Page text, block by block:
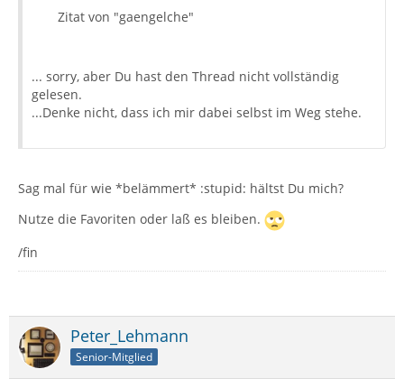
Zitat von "gaengelche"
... sorry, aber Du hast den Thread nicht vollständig
gelesen.
...Denke nicht, dass ich mir dabei selbst im Weg stehe.
Sag mal für wie *belämmert* :stupid: hältst Du mich?
Nutze die Favoriten oder laß es bleiben.
/fin
Peter_Lehmann
Senior-Mitglied